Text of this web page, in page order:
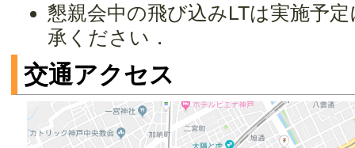
懇親会中の飛び込みLTは実施予
承ください．
交通アクセス